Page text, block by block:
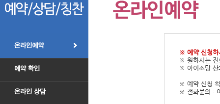
※ 예약 신청하
※ 원하시는 진
※ 아이소망 산
※ 예약 신청
※ 전화문의 :